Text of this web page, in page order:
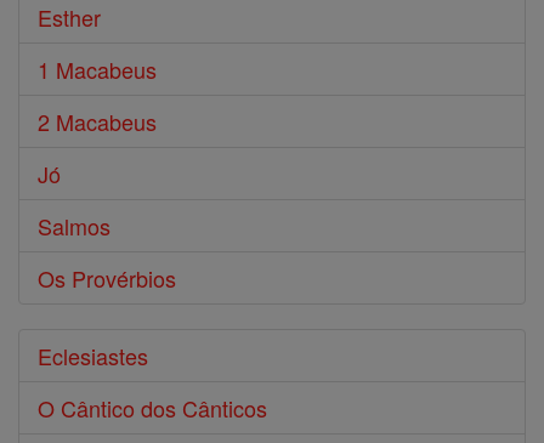
Esther
1 Macabeus
2 Macabeus
Jó
Salmos
Os Provérbios
Eclesiastes
O Cântico dos Cânticos